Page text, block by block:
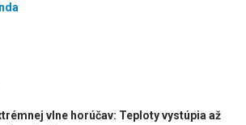
vlne horúčav: Teploty vystúpia až